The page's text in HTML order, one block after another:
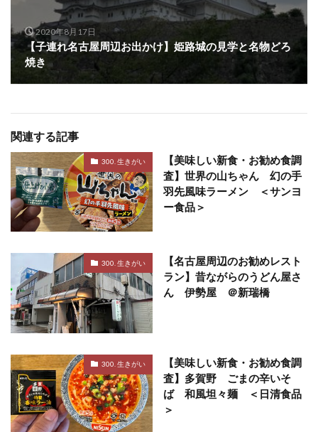
2020年8月17日
【子連れ名古屋周辺お出かけ】姫路城の見学と名物どろ
焼き
関連する記事
300. 生きがい
【美味しい新食・お勧め食調
査】世界の山ちゃん 幻の手
羽先風味ラーメン ＜サンヨ
ー食品＞
300. 生きがい
【名古屋周辺のお勧めレスト
ラン】昔ながらのうどん屋さ
ん 伊勢屋 ＠新瑞橋
300. 生きがい
【美味しい新食・お勧め食調
査】多賀野 ごまの辛いそ
ば 和風坦々麺 ＜日清食品
＞